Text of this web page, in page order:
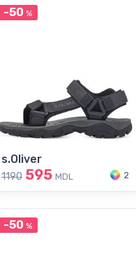
-50 %
s.Oliver
1190 595 MDL 2
-50 %